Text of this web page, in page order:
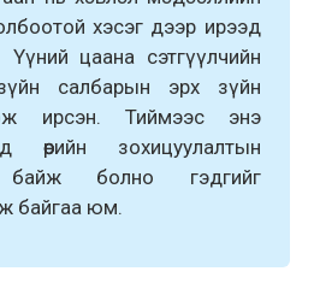
хэсэг дээр ирээд
цаана сэтгүүлчийн
салбарын эрх зүйн
ирсэн. Тиймээс энэ
өөрийн зохицуулалтын
байж болно гэдгийг
байгаа юм.